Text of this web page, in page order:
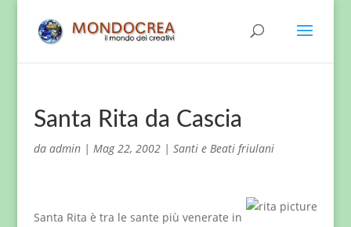
Santa Rita da Cascia
da admin| Mag 22, 2002| Santi e Beati friulani
Santa Rita è tra le sante più venerate in